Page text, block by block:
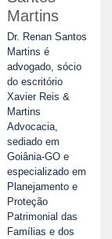
Martins
Dr. Renan Santos
Martins é
advogado, sócio
do escritório
Xavier Reis &
Martins
Advocacia,
sediado em
Goiânia-GO e
especializado em
Planejamento e
Proteção
Patrimonial das
Famílias e dos